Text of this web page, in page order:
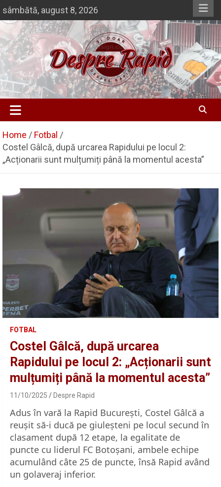
Skip
to
content
sâmbătă, august 8, 2026
Despre Rapid
Si doar … despre Rapid
Home
Fotbal
Costel Gâlcă, după urcarea Rapidului pe locul 2:
„Acționarii sunt mulțumiți până la momentul acesta”
FOTBAL
Costel Gâlcă, după urcarea
Rapidului pe locul 2: „Acționarii sunt
mulțumiți până la momentul acesta”
11/10/2025 Despre Rapid
Adus în vară la Rapid București, Costel Gâlcă a
reușit să-i ducă pe giuleșteni pe locul secund în
clasament după 12 etape, la egalitate de
puncte cu liderul FC Botoșani, ambele echipe
acumulând câte 25 de puncte, însă Rapid având
un golaveraj inferior.